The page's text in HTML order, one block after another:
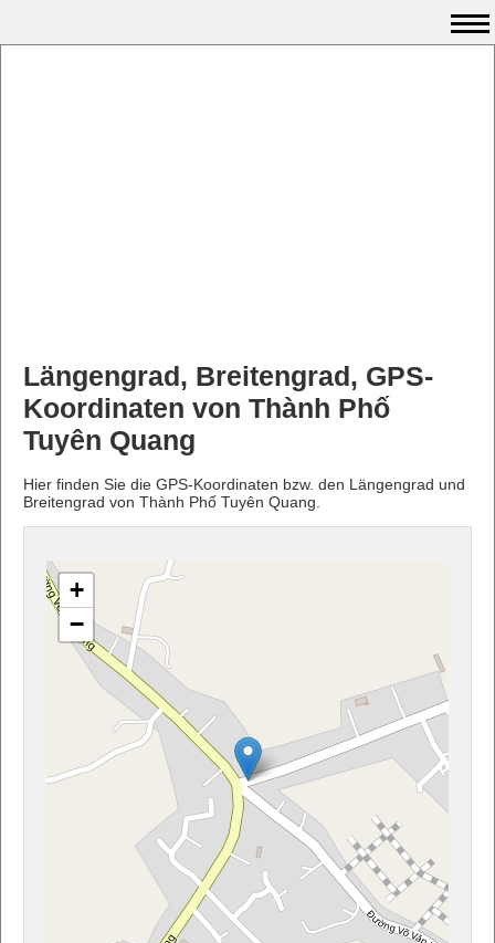
Längengrad, Breitengrad, GPS-
Koordinaten von Thành Phố
Tuyên Quang
Hier finden Sie die GPS-Koordinaten bzw. den Längengrad und
Breitengrad von Thành Phố Tuyên Quang.
+
−